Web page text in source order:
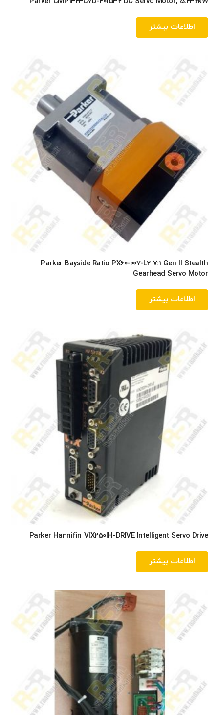
اطلاعات بیشتر
Parker Bayside Ratio PX60-007-L2 7:1 Gen II Stealth
Gearhead Servo Motor
اطلاعات بیشتر
Parker Hannifin VIX250IH-DRIVE Intelligent Servo Drive
اطلاعات بیشتر